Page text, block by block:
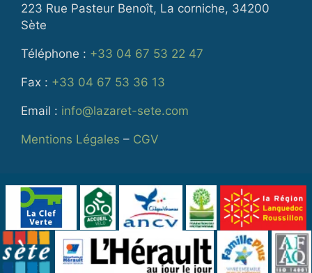
223 Rue Pasteur Benoît, La corniche, 34200
Sète
Téléphone : +33 04 67 53 22 47
Fax : +33 04 67 53 36 13
Email : info@lazaret-sete.com
Mentions Légales – CGV